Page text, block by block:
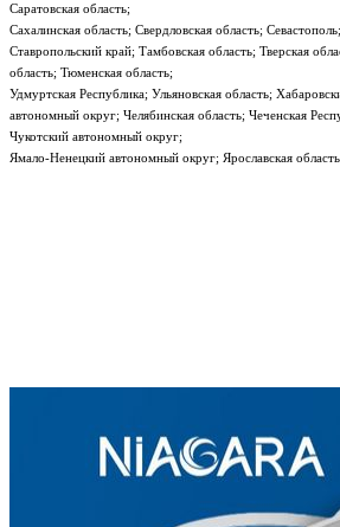
Саратовская область;
Сахалинская область; Свердловская область;
Ставропольский край; Тамбовская область; Тверская
область; Тюменская область;
Удмуртская Республика; Ульяновская область;
автономный округ; Челябинская область; Чеченская
Чукотский автономный округ;
Ямало-Ненецкий автономный округ; Ярославская область.